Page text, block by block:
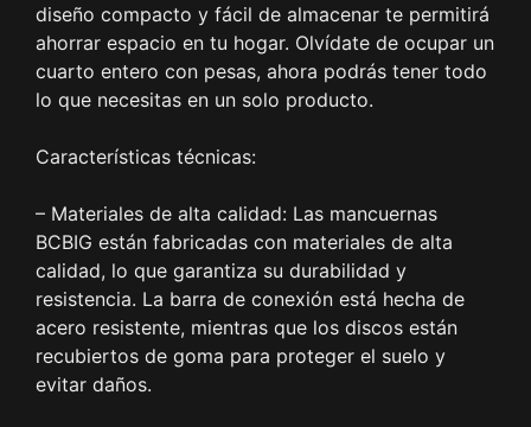
diseño compacto y fácil de almacenar te permitirá
ahorrar espacio en tu hogar. Olvídate de ocupar un
cuarto entero con pesas, ahora podrás tener todo
lo que necesitas en un solo producto.
Características técnicas:
– Materiales de alta calidad: Las mancuernas
BCBIG están fabricadas con materiales de alta
calidad, lo que garantiza su durabilidad y
resistencia. La barra de conexión está hecha de
acero resistente, mientras que los discos están
recubiertos de goma para proteger el suelo y
evitar daños.